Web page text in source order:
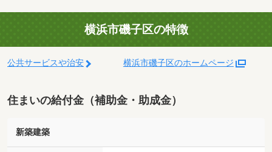
横浜市磯子区の特徴
公共サービスや治安 横浜市磯子区のホームページ
住まいの給付金（補助金・助成金）
新築建築